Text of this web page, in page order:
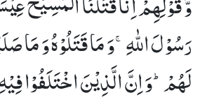
رَسُوْلَ اللّٰهِۚ-وَ مَا قَتَلُوْهُ وَ مَا
لَهُمْؕ-وَ اِنَّ الَّذِیْنَ اخْتَلَفُوْا